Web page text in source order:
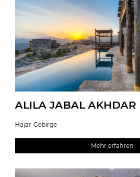
ALILA JABAL AKHDAR
Hajar-Gebirge
Mehr erfahren